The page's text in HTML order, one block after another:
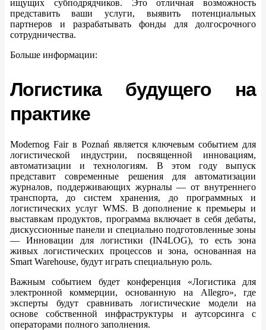
ищущих субподрядчиков. Это отличная возможность
представить ваши услуги, выявить потенциальных
партнеров и разрабатывать фонды для долгосрочного
сотрудничества.
Больше информации:
Логистика будущего на
практике
Modernog Fair в Poznań является ключевым событием для
логистической индустрии, посвященной инновациям,
автоматизации и технологиям. В этом году выпуск
представит современные решения для автоматизации
журналов, поддерживающих журналы — от внутреннего
транспорта, до систем хранения, до программных и
логистических услуг WMS. В дополнение к премьеры и
выставкам продуктов, программа включает в себя дебаты,
дискуссионные панели и специально подготовленные зоны
— Инновации для логистики (IN4LOG), то есть зона
живых логистических процессов и зона, основанная на
Smart Warehouse, будут играть специальную роль.
Важным событием будет конференция «Логистика для
электронной коммерции, основанную на Allegro», где
эксперты будут сравнивать логистические модели на
основе собственной инфраструктуры и аутсорсинга с
операторами полного заполнения.